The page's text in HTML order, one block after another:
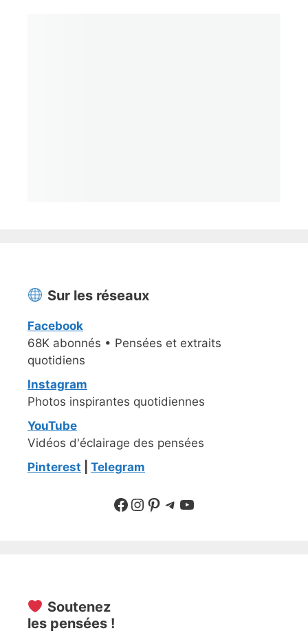
Sur les réseaux
Facebook
68K abonnés • Pensées et extraits
quotidiens
Instagram
Photos inspirantes quotidiennes
YouTube
Vidéos d'éclairage des pensées
Pinterest
Telegram
Suivre sur Facebook
Suivre sur Instagram
Pinterest
Sur Telegram
YouTube
Soutenez
les pensées !